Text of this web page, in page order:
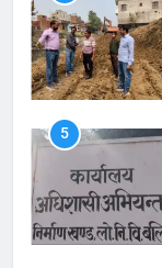
5